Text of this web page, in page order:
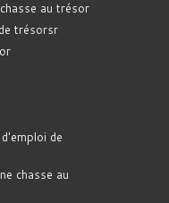
au trésor
trésorsr
de
chasse au